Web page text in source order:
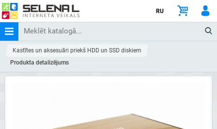
RU
Kastītes un aksesuāri priekš HDD un SSD diskiem
Produkta detalizējums